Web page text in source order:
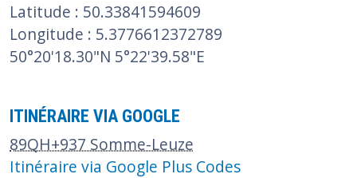
Latitude : 50.33841594609
Longitude : 5.3776612372789
50°20'18.30"N 5°22'39.58"E
ITINÉRAIRE VIA GOOGLE
89QH+937 Somme-Leuze
Itinéraire via Google Plus Codes